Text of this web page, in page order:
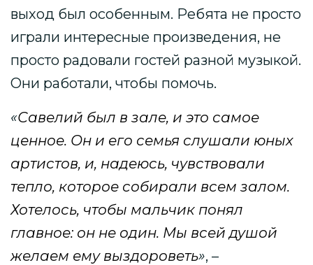
выход был особенным. Ребята не просто
играли интересные произведения, не
просто радовали гостей разной музыкой.
Они работали, чтобы помочь.
«Савелий был в зале, и это самое
ценное. Он и его семья слушали юных
артистов, и, надеюсь, чувствовали
тепло, которое собирали всем залом.
Хотелось, чтобы мальчик понял
главное: он не один. Мы всей душой
желаем ему выздороветь», –